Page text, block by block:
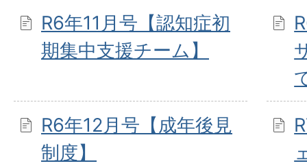
R6年11月号【認知症初
期集中支援チーム】
R6年12月号【成年後見
制度】